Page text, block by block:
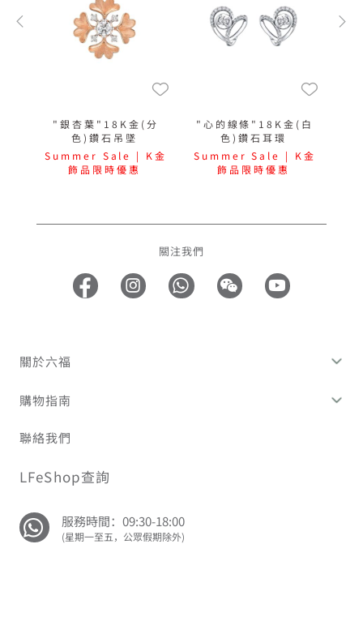
"銀杏葉"18K金(分
色)鑽石吊墜
Summer Sale | K金
飾品限時優惠
"心的線條"18K金(白
色)鑽石耳環
Summer Sale | K金
飾品限時優惠
關注我們
關於六福
購物指南
聯絡我們
LFeShop查詢
服務時間：09:30-18:00
(星期一至五，公眾假期除外)